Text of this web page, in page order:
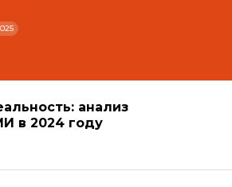
анализ
в 2024 году